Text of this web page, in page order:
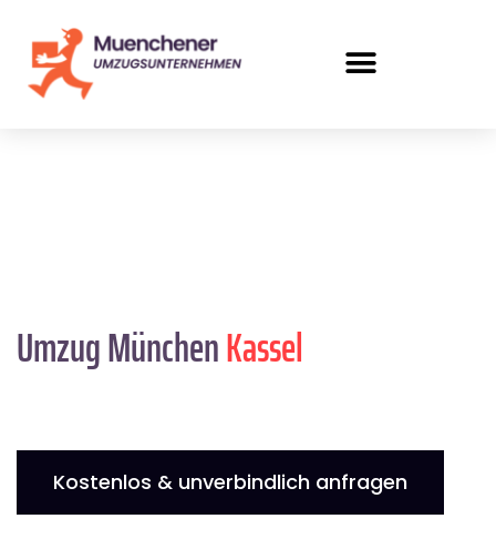
Umzug MünchenKassel
Kostenlos & unverbindlich anfragen